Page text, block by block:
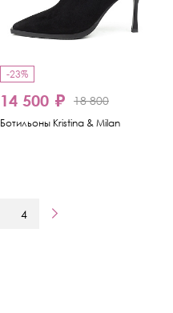
-23%
14 500 ₽ 18 800
Ботильоны Kristina & Milan
4